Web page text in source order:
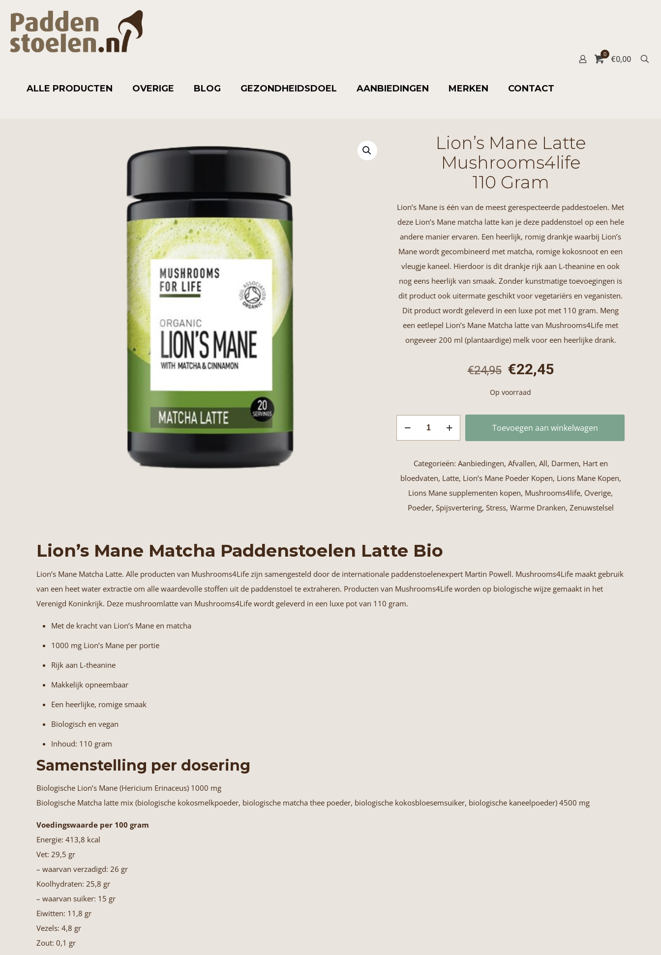
ALLE PRODUCTEN OVERIGE BLOG GEZONDHEIDSDOEL AANBIEDINGEN MERKEN CONTACT
0 €0,00
Lion’s Mane Latte
Mushrooms4life
110 Gram
Lion’s Mane is één van de meest gerespecteerde paddestoelen. Met
deze Lion’s Mane matcha latte kan je deze paddenstoel op een hele
andere manier ervaren. Een heerlijk, romig drankje waarbij Lion’s
Mane wordt gecombineerd met matcha, romige kokosnoot en een
vleugje kaneel. Hierdoor is dit drankje rijk aan L-theanine en ook
nog eens heerlijk van smaak. Zonder kunstmatige toevoegingen is
dit product ook uitermate geschikt voor vegetariërs en veganisten.
Dit product wordt geleverd in een luxe pot met 110 gram. Meng
een eetlepel Lion’s Mane Matcha latte van Mushrooms4Life met
ongeveer 200 ml (plantaardige) melk voor een heerlijke drank.
€24,95 Oorspronkelijke
was:
€24,95.
€22,45Huidige
€22,45.
Op voorraad
Mushrooms4life
110
Gram
aantal
Toevoegen aan winkelwagen
Categorieën: Aanbiedingen, Afvallen, All, Darmen, Hart en
bloedvaten, Latte, Lion’s Mane Poeder Kopen, Lions Mane Kopen,
Lions Mane supplementen kopen, Mushrooms4life, Overige,
Poeder, Spijsvertering, Stress, Warme Dranken, Zenuwstelsel
Lion’s Mane Matcha Paddenstoelen Latte Bio
Lion’s Mane Matcha Latte. Alle producten van Mushrooms4Life zijn samengesteld door de internationale paddenstoelenexpert Martin Powell. Mushrooms4Life maakt gebruik
van een heet water extractie om alle waardevolle stoffen uit de paddenstoel te extraheren. Producten van Mushrooms4Life worden op biologische wijze gemaakt in het
Verenigd Koninkrijk. Deze mushroomlatte van Mushrooms4Life wordt geleverd in een luxe pot van 110 gram.
Met de kracht van Lion’s Mane en matcha
1000 mg Lion’s Mane per portie
Rijk aan L-theanine
Makkelijk opneembaar
Een heerlijke, romige smaak
Biologisch en vegan
Inhoud: 110 gram
Samenstelling per dosering
Biologische Lion’s Mane (Hericium Erinaceus) 1000 mg
Biologische Matcha latte mix (biologische kokosmelkpoeder, biologische matcha thee poeder, biologische kokosbloesemsuiker, biologische kaneelpoeder) 4500 mg
Voedingswaarde per 100 gram
Energie: 413,8 kcal
Vet: 29,5 gr
– waarvan verzadigd: 26 gr
Koolhydraten: 25,8 gr
– waarvan suiker: 15 gr
Eiwitten: 11,8 gr
Vezels: 4,8 gr
Zout: 0,1 gr